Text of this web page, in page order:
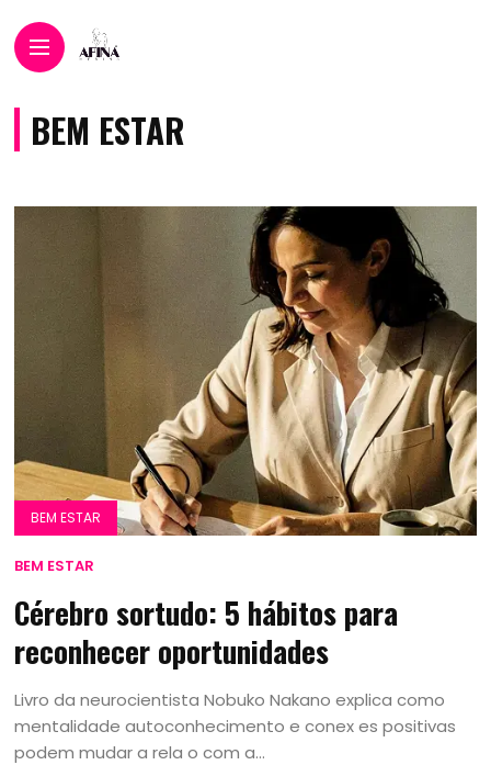
BEM ESTAR
BEM ESTAR
BEM ESTAR
Cérebro sortudo: 5 hábitos para
reconhecer oportunidades
Livro da neurocientista Nobuko Nakano explica como
mentalidade autoconhecimento e conex es positivas
podem mudar a rela o com a...